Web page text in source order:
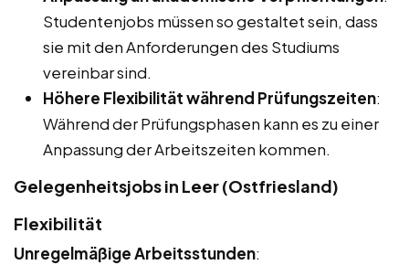
Studentenjobs müssen so gestaltet sein, dass
sie mit den Anforderungen des Studiums
vereinbar sind.
Höhere Flexibilität während Prüfungszeiten:
Während der Prüfungsphasen kann es zu einer
Anpassung der Arbeitszeiten kommen.
Gelegenheitsjobs in Leer (Ostfriesland)
Flexibilität
Unregelmäßige Arbeitsstunden: